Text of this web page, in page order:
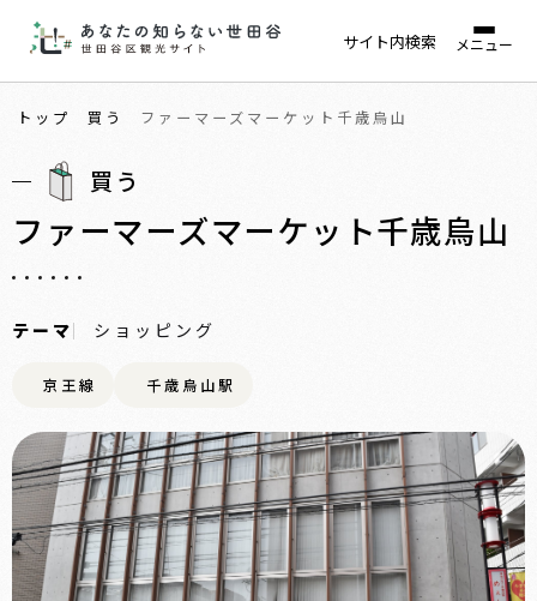
サイト内検索 メニュー
トップ 買う ファーマーズマーケット千歳烏山
買う
ファーマーズマーケット千歳烏山
テーマ ショッピング
京王線 千歳烏山駅